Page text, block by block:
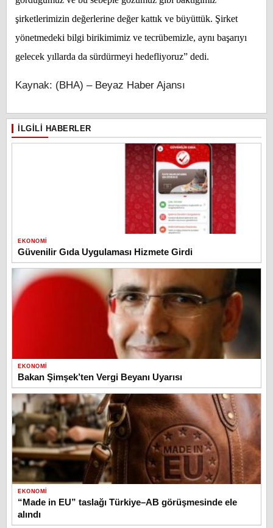
şirketlerimizin değerlerine değer kattık ve büyüttük. Şirket
yönetmedeki bilgi birikimimiz ve tecrübemizle, aynı başarıyı
gelecek yıllarda da sürdürmeyi hedefliyoruz” dedi.
Kaynak: (BHA) – Beyaz Haber Ajansı
İLGILI HABERLER
EKONOMI
Güvenilir Gıda Uygulaması Hizmete Girdi
EKONOMI
Bakan Şimşek’ten Vergi Beyanı Uyarısı
EKONOMI
“Made in EU” taslağı Türkiye–AB görüşmesinde ele
alındı